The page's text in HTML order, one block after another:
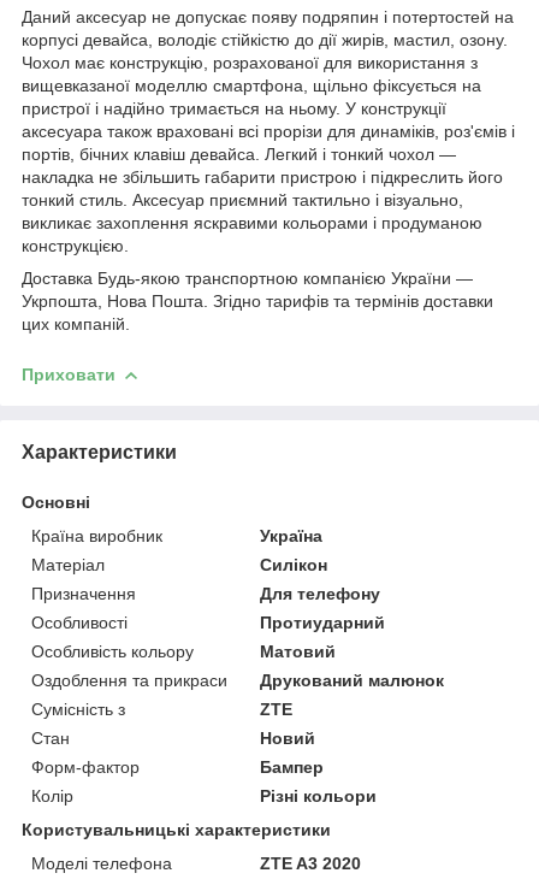
Даний аксесуар не допускає появу подряпин і потертостей на
корпусі девайса, володіє стійкістю до дії жирів, мастил, озону.
Чохол має конструкцію, розрахованої для використання з
вищевказаної моделлю смартфона, щільно фіксується на
пристрої і надійно тримається на ньому. У конструкції
аксесуара також враховані всі прорізи для динаміків, роз'ємів і
портів, бічних клавіш девайса. Легкий і тонкий чохол ―
накладка не збільшить габарити пристрою і підкреслить його
тонкий стиль. Аксесуар приємний тактильно і візуально,
викликає захоплення яскравими кольорами і продуманою
конструкцією.
Доставка Будь-якою транспортною компанією України ―
Укрпошта, Нова Пошта. Згідно тарифів та термінів доставки
цих компаній.
Приховати
Характеристики
Основні
Країна виробник
Україна
Матеріал
Силікон
Призначення
Для телефону
Особливості
Протиударний
Особливість кольору
Матовий
Оздоблення та прикраси
Друкований малюнок
Сумісність з
ZTE
Стан
Новий
Форм-фактор
Бампер
Колір
Різні кольори
Користувальницькі характеристики
Моделі телефона
ZTE A3 2020